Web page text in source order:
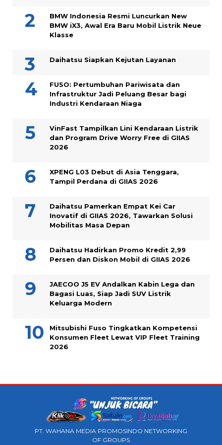
BMW Indonesia Resmi Luncurkan New
BMW iX3, Awal Era Baru Mobil Listrik Neue
Klasse
Daihatsu Siapkan Kejutan Layanan
FUSO: Pertumbuhan Pariwisata dan
Infrastruktur Jadi Peluang Besar bagi
Industri Kendaraan Niaga
VinFast Tampilkan Lini Kendaraan Listrik
dan Program Drive Worry Free di GIIAS
2026
XPENG L03 Debut di Asia Tenggara,
Tampil Perdana di GIIAS 2026
Daihatsu Pamerkan Empat Kei Car
Inovatif di GIIAS 2026, Tawarkan Solusi
Mobilitas Masa Depan
Daihatsu Hadirkan Promo Kredit 2,99
Persen dan Diskon Mobil di GIIAS 2026
JAECOO J5 EV Andalkan Kabin Lega dan
Bagasi Luas, Siap Jadi SUV Listrik
Keluarga Modern
Mitsubishi Fuso Tingkatkan Kompetensi
Konsumen Fleet Lewat VIP Fleet Training
2026
PT. WAHANA MEDIA PROMOSINDO NETWORKING
OF GROUPS